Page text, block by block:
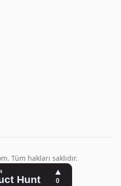
Tüm hakları saklıdır.